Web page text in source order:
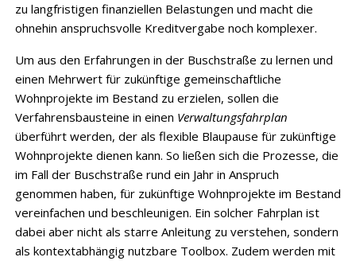
zu langfristigen finanziellen Belastungen und macht die
ohnehin anspruchsvolle Kreditvergabe noch komplexer.
Um aus den Erfahrungen in der Buschstraße zu lernen und
einen Mehrwert für zukünftige gemeinschaftliche
Wohnprojekte im Bestand zu erzielen, sollen die
Verfahrensbausteine in einen Verwaltungsfahrplan
überführt werden, der als flexible Blaupause für zukünftige
Wohnprojekte dienen kann. So ließen sich die Prozesse, die
im Fall der Buschstraße rund ein Jahr in Anspruch
genommen haben, für zukünftige Wohnprojekte im Bestand
vereinfachen und beschleunigen. Ein solcher Fahrplan ist
dabei aber nicht als starre Anleitung zu verstehen, sondern
als kontextabhängig nutzbare Toolbox. Zudem werden mit